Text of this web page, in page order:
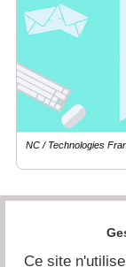
NC / Technologies
Ce site